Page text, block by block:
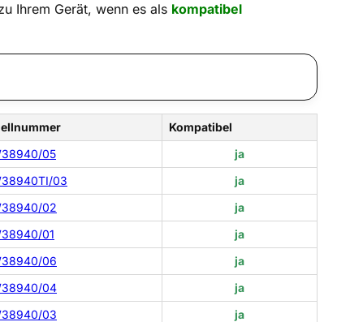
Ihrem Gerät, wenn es als kompatibel
Kompatibel
05
ja
03
ja
02
ja
01
ja
06
ja
04
ja
03
ja